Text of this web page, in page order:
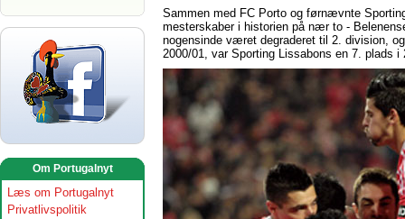
Om Portugalnyt
Læs om Portugalnyt
Privatlivspolitik
Sammen med FC Porto og førnævnte
mesterskaber i historien på nær to -
nogensinde været degraderet til 2. division,
2000/01, var Sporting Lissabons en 7. plads